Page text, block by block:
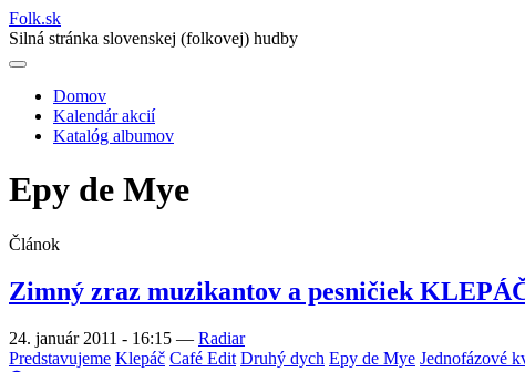
Folk.sk
Silná stránka slovenskej (folkovej) hudby
Main
navigation
Domov
Kalendár akcií
Katalóg albumov
Epy de Mye
Článok
Zimný zraz muzikantov a pesničiek
24. január 2011 - 16:15 — Radiar
Predstavujeme Klepáč Café Edit Druhý dych Epy de Mye Jednofázové